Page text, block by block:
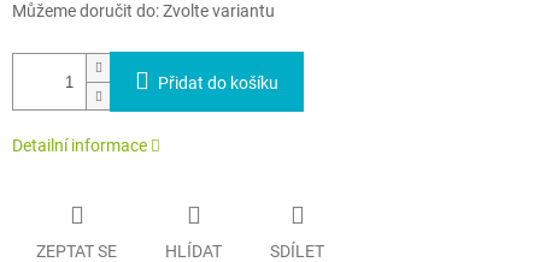
Můžeme doručit do:Zvolte variantu
Přidat do košíku
Detailní informace
ZEPTAT SE HLÍDAT SDÍLET